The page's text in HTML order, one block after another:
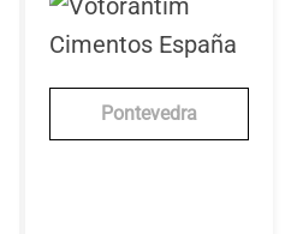
Pontevedra